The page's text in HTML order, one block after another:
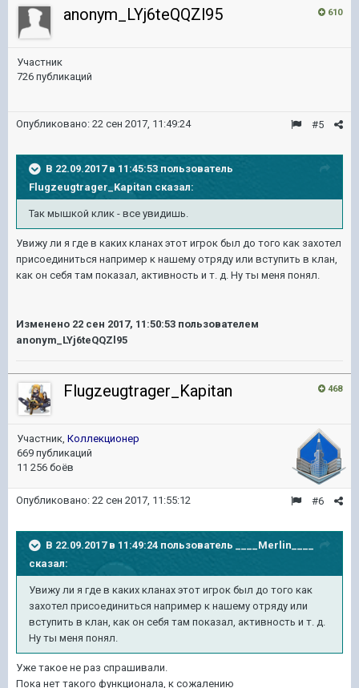
610
anonym_LYj6teQQZl95
Участник
726 публикаций
#5
Опубликовано: 22 сен 2017, 11:49:24
В 22.09.2017 в 11:45:53 пользователь
Flugzeugtrager_Kapitan сказал:
Так мышкой клик - все увидишь.
Увижу ли я где в каких кланах этот игрок был до того как захотел
присоединиться например к нашему отряду или вступить в клан,
как он себя там показал, активность и т. д. Ну ты меня понял.
Изменено 22 сен 2017, 11:50:53 пользователем
anonym_LYj6teQQZl95
468
Flugzeugtrager_Kapitan
Участник, Коллекционер
669 публикаций
11 256 боёв
#6
Опубликовано: 22 сен 2017, 11:55:12
В 22.09.2017 в 11:49:24 пользователь
____Merlin____
сказал:
Увижу ли я где в каких кланах этот игрок был до того как
захотел присоединиться например к нашему отряду или
вступить в клан, как он себя там показал, активность и т. д.
Ну ты меня понял.
Уже такое не раз спрашивали.
Пока нет такого функционала, к сожалению